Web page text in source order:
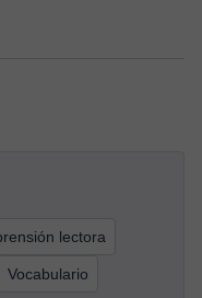
lectora
Vocabulario